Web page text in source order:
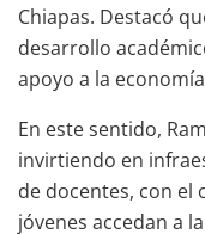
Chiapas. Destacó
desarrollo
apoyo a la
En este sentido,
invirtiendo en
de docentes, con el
jóvenes accedan a